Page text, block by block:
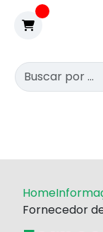
Home
Fornecedor